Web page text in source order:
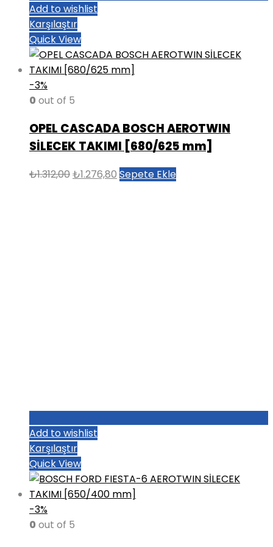
Add to wishlist
Karşılaştır
Quick View
-3%
0 out of 5
OPEL CASCADA BOSCH AEROTWIN
SİLECEK TAKIMI [680/625 mm]
₺1.312,00Orijinal
₺1.276,80 Şu
Sepete Ekle
Add to wishlist
Karşılaştır
Quick View
-3%
0 out of 5